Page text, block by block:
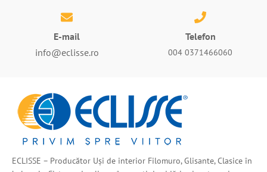
E-mail
info@eclisse.ro
Telefon
004 0371466060
ECLISSE – Producător Uși de interior Filomuro, Glisante, Clasice în